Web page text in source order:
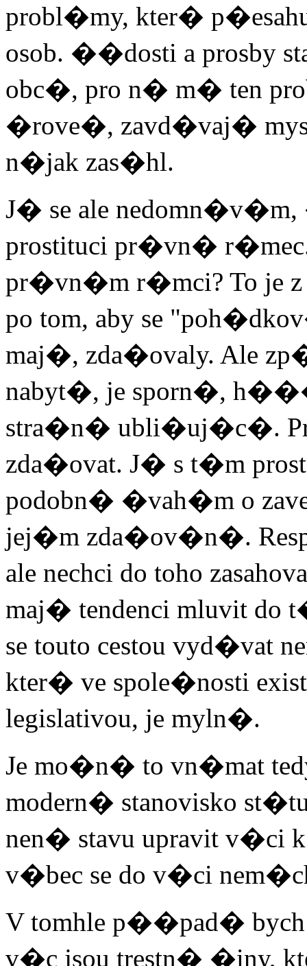
probl�my, kter�
osob. ��dosti a prosby
obc�, pro n� m� ten
�rove�, zavd�vaj�
n�jak zas�hl.
J� se ale
prostituci pr�vn�
pr�vn�m r�mci? To je
po tom, aby se
maj�, zda�ovaly. Ale
nabyt�, je sporn�,
stra�n� ubli�uj�c�.
zda�ovat. J� s t�m
podobn� �vah�m o
jej�m zda�ov�n�.
ale nechci do toho
maj� tendenci mluvit do
se touto cestou vyd�vat
kter� ve spole�nosti
legislativou, je myln�.
Je mo�n� to vn�mat
modern� stanovisko
nen� stavu upravit
v�bec se do v�ci
V tomhle p��pad�
v�c jsou trestn� �iny,